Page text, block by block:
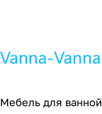
Мебель для ванной